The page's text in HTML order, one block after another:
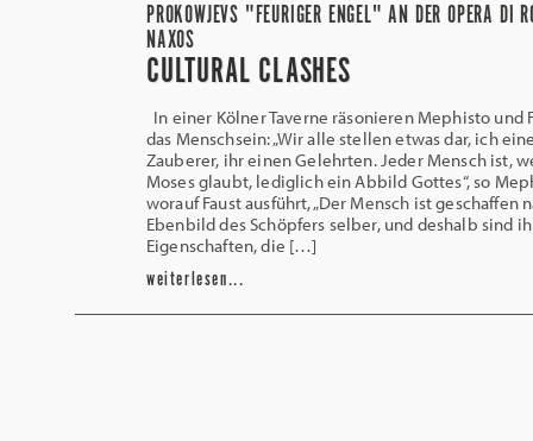
PROKOWJEVS "FEURIGER ENGEL" AN DER OPERA DI
NAXOS
CULTURAL CLASHES
In einer Kölner Taverne räsonieren Mephisto und
das Menschsein: „Wir alle stellen etwas dar, ich
Zauberer, ihr einen Gelehrten. Jeder Mensch ist,
Moses glaubt, lediglich ein Abbild Gottes“, so
worauf Faust ausführt, „Der Mensch ist geschaffen
Ebenbild des Schöpfers selber, und deshalb sind
Eigenschaften, die […]
weiterlesen...